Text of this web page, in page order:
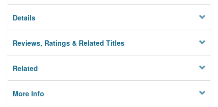
Details
Reviews, Ratings & Related Titles
Related
More Info